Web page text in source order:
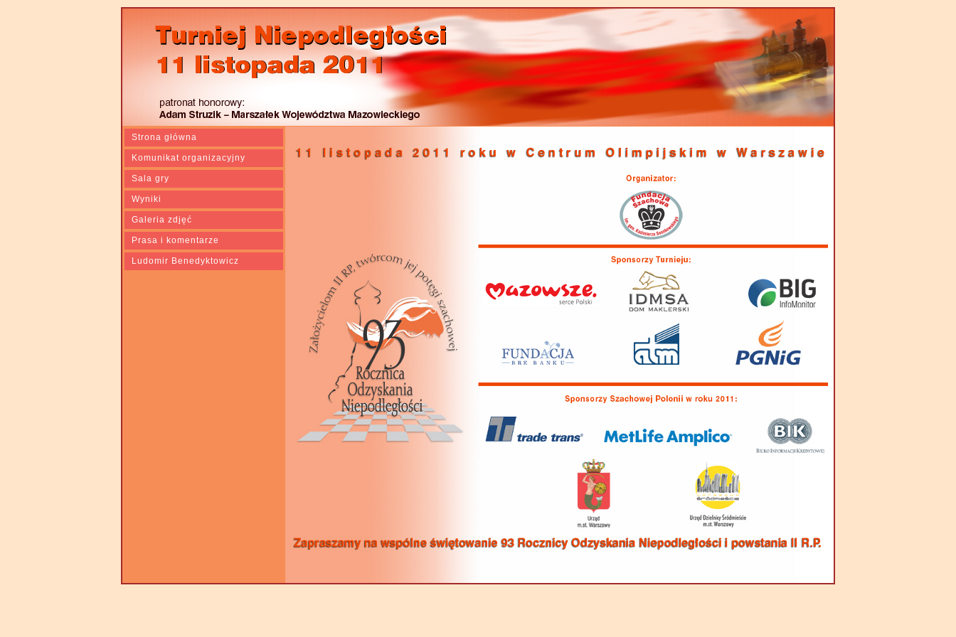
Strona główna
Komunikat organizacyjny
Sala gry
Wyniki
Galeria zdjęć
Prasa i komentarze
Ludomir Benedyktowicz